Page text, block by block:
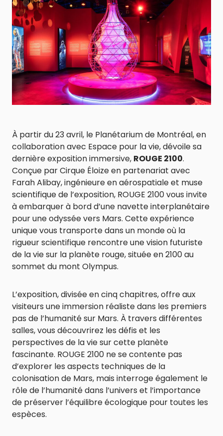
À partir du 23 avril, le Planétarium de Montréal, en
collaboration avec Espace pour la vie, dévoile sa
dernière exposition immersive, ROUGE 2100.
Conçue par Cirque Éloize en partenariat avec
Farah Alibay, ingénieure en aérospatiale et muse
scientifique de l’exposition, ROUGE 2100 vous invite
à embarquer à bord d’une navette interplanétaire
pour une odyssée vers Mars. Cette expérience
unique vous transporte dans un monde où la
rigueur scientifique rencontre une vision futuriste
de la vie sur la planète rouge, située en 2100 au
sommet du mont Olympus.
L’exposition, divisée en cinq chapitres, offre aux
visiteurs une immersion réaliste dans les premiers
pas de l’humanité sur Mars. À travers différentes
salles, vous découvrirez les défis et les
perspectives de la vie sur cette planète
fascinante. ROUGE 2100 ne se contente pas
d’explorer les aspects techniques de la
colonisation de Mars, mais interroge également le
rôle de l’humanité dans l’univers et l’importance
de préserver l’équilibre écologique pour toutes les
espèces.